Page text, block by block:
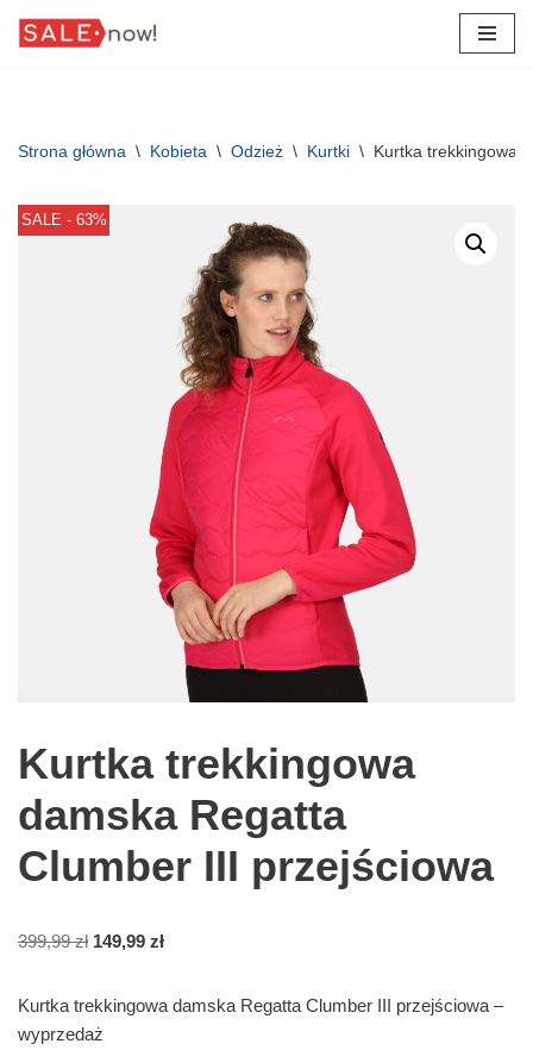
Strona główna \ Kobieta \ Odzież \ Kurtki \ Kurtka trekkingowa
SALE - 63%
Kurtka trekkingowa
damska Regatta
Clumber III przejściowa
399,99zł 149,99 zł
Kurtka trekkingowa damska Regatta Clumber III przejściowa –
wyprzedaż